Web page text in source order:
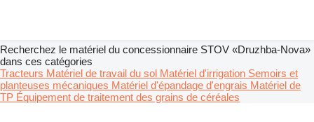
Recherchez le matériel du concessionnaire STOV «Druzhba-Nova»
dans ces catégories
Tracteurs Matériel de travail du sol Matériel d'irrigation Semoirs et
planteuses mécaniques Matériel d'épandage d'engrais Matériel de
TP Équipement de traitement des grains de céréales